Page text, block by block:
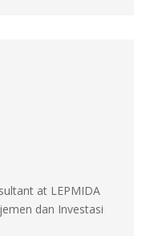
at LEPMIDA
dan Investasi